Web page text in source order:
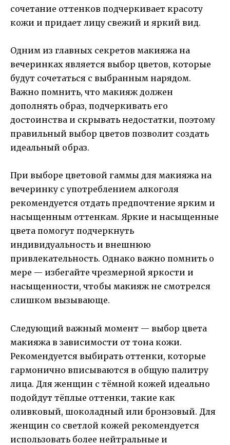
сочетание оттенков подчеркивает красоту
кожи и придает лицу свежий и яркий вид.
Одним из главных секретов макияжа на
вечеринках является выбор цветов, которые
будут сочетаться с выбранным нарядом.
Важно помнить, что макияж должен
дополнять образ, подчеркивать его
достоинства и скрывать недостатки, поэтому
правильный выбор цветов позволит создать
идеальный образ.
При выборе цветовой гаммы для макияжа на
вечеринку с употреблением алкоголя
рекомендуется отдать предпочтение ярким и
насыщенным оттенкам. Яркие и насыщенные
цвета помогут подчеркнуть
индивидуальность и внешнюю
привлекательность. Однако важно помнить о
мере — избегайте чрезмерной яркости и
насыщенности, чтобы макияж не смотрелся
слишком вызывающе.
Следующий важный момент — выбор цвета
макияжа в зависимости от тона кожи.
Рекомендуется выбирать оттенки, которые
гармонично вписываются в общую палитру
лица. Для женщин с тёмной кожей идеально
подойдут тёплые оттенки, такие как
оливковый, шоколадный или бронзовый. Для
женщин со светлой кожей рекомендуется
использовать более нейтральные и